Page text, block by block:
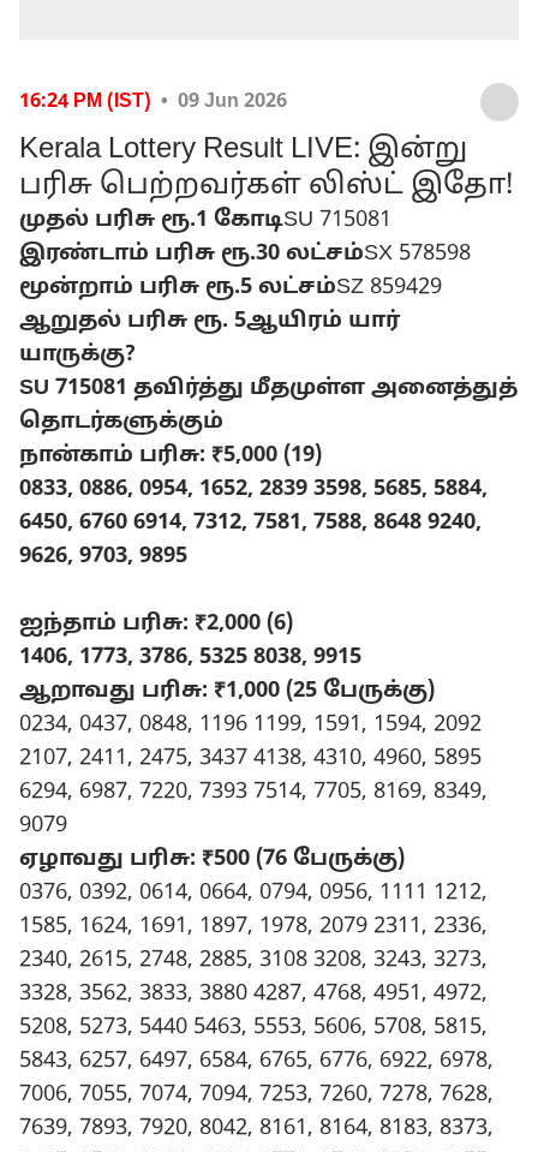
16:24 PM (IST) • 09 Jun 2026
Kerala Lottery Result LIVE: இன்று
பரிசு பெற்றவர்கள் லிஸ்ட் இதோ!
முதல் பரிசு ரூ.1 கோடிSU 715081
இரண்டாம் பரிசு ரூ.30 லட்சம்SX 578598
மூன்றாம் பரிசு ரூ.5 லட்சம்SZ 859429
ஆறுதல் பரிசு ரூ. 5ஆயிரம் யார்
யாருக்கு?
SU 715081 தவிர்த்து மீதமுள்ள அனைத்துத்
தொடர்களுக்கும்
நான்காம் பரிசு: ₹5,000 (19)
0833, 0886, 0954, 1652, 2839 3598, 5685, 5884,
6450, 6760 6914, 7312, 7581, 7588, 8648 9240,
9626, 9703, 9895
ஐந்தாம் பரிசு: ₹2,000 (6)
1406, 1773, 3786, 5325 8038, 9915
ஆறாவது பரிசு: ₹1,000 (25 பேருக்கு)
0234, 0437, 0848, 1196 1199, 1591, 1594, 2092
2107, 2411, 2475, 3437 4138, 4310, 4960, 5895
6294, 6987, 7220, 7393 7514, 7705, 8169, 8349,
9079
ஏழாவது பரிசு: ₹500 (76 பேருக்கு)
0376, 0392, 0614, 0664, 0794, 0956, 1111 1212,
1585, 1624, 1691, 1897, 1978, 2079 2311, 2336,
2340, 2615, 2748, 2885, 3108 3208, 3243, 3273,
3328, 3562, 3833, 3880 4287, 4768, 4951, 4972,
5208, 5273, 5440 5463, 5553, 5606, 5708, 5815,
5843, 6257, 6497, 6584, 6765, 6776, 6922, 6978,
7006, 7055, 7074, 7094, 7253, 7260, 7278, 7628,
7639, 7893, 7920, 8042, 8161, 8164, 8183, 8373,